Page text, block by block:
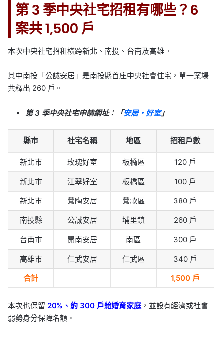
第 3 季中央社宅招租有哪些？6
案共 1,500 戶
本次中央社宅招租橫跨新北、南投、台南及高雄。
其中南投「公誠安居」是南投縣首座中央社會住宅，單一案場
共釋出 260 戶。
第 3 季中央社宅申請網址：「安居・好室」
縣市 社宅名稱 地區 招租戶數
新北市 玫瑰好室 板橋區 120 戶
新北市 江翠好室 板橋區 100 戶
新北市 鶯陶安居 鶯歌區 380 戶
南投縣 公誠安居 埔里鎮 260 戶
台南市 開南安居 南區 300 戶
高雄市 仁武安居 仁武區 340 戶
合計 1,500 戶
本次也保留 20%、約 300 戶給婚育家庭 ，並設有經濟或社會
弱勢身分保障名額。